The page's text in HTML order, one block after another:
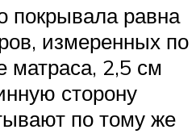
покрывала равна
измеренных по
матраса, 2,5 см
сторону
по тому же